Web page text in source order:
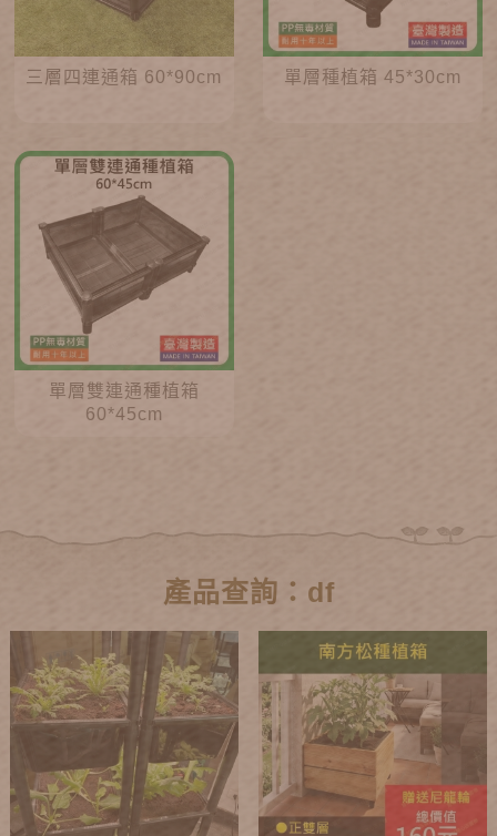
三層四連通箱 60*90cm 單層種植箱 45*30cm
單層雙連通種植箱
60*45cm
產品查詢：df